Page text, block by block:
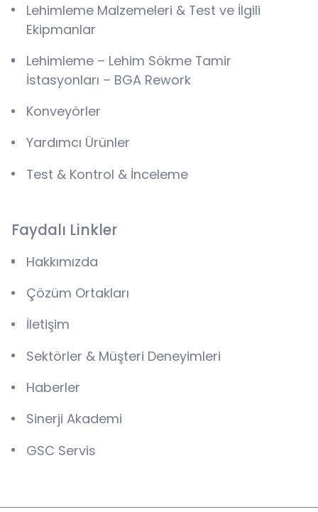
Lehimleme Malzemeleri & Test ve İlgili
Ekipmanlar
Lehimleme – Lehim Sökme Tamir
İstasyonları – BGA Rework
Konveyörler
Yardımcı Ürünler
Test & Kontrol & İnceleme
Faydalı Linkler
Hakkımızda
Çözüm Ortakları
İletişim
Sektörler & Müşteri Deneyimleri
Haberler
Sinerji Akademi
GSC Servis